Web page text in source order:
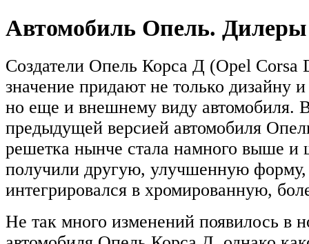
Автомобиль Опель. Дилеры
Создатели Опель Корса Д (Opel Corsa
значение придают не только дизайну и
но еще и внешнему виду автомобиля.
предыдущей версией автомобиля
решетка нынче стала намного выше
получили другую, улучшенную форму,
интегрировался в хромированную,
Не так много изменений появилось в